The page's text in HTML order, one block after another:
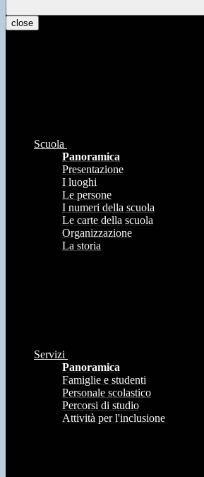
close
Scuola
Panoramica
Presentazione
I luoghi
Le persone
I numeri della scuola
Le carte della scuola
Organizzazione
La storia
Servizi
Panoramica
Famiglie e studenti
Personale scolastico
Percorsi di studio
Attività per l'inclusione